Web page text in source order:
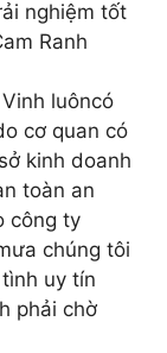
nghiệm tốt
Ranh
luôncó
cơ quan có
kinh doanh
toàn an
công ty
chúng tôi
uy tín
phải chờ